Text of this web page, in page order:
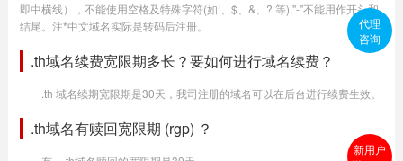
即中横线），不能使用空格及特殊字符(如!、$、&、? 等),"-"不能用作开头和
结尾。注*中文域名实际是转码后注册。
.th域名续费宽限期多长？要如何进行域名续费？
.th 域名续期宽限期是30天，我司注册的域名可以在后台进行续费生效。
.th域名有赎回宽限期 (rgp) ？
代理
咨询
新用户